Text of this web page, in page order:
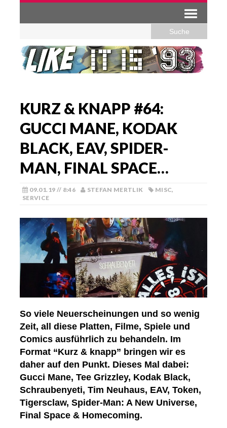
KURZ & KNAPP #64:
GUCCI MANE, KODAK
BLACK, EAV, SPIDER-
MAN, FINAL SPACE…
09.01.19 // 8:46 STEFAN MERTLIK MISC,
SERVICE
So viele Neuerscheinungen und so wenig
Zeit, all diese Platten, Filme, Spiele und
Comics ausführlich zu behandeln. Im
Format “Kurz & knapp” bringen wir es
daher auf den Punkt. Dieses Mal dabei:
Gucci Mane, Tee Grizzley, Kodak Black,
Schraubenyeti, Tim Neuhaus, EAV, Token,
Tigersclaw, Spider-Man: A New Universe,
Final Space & Homecoming.